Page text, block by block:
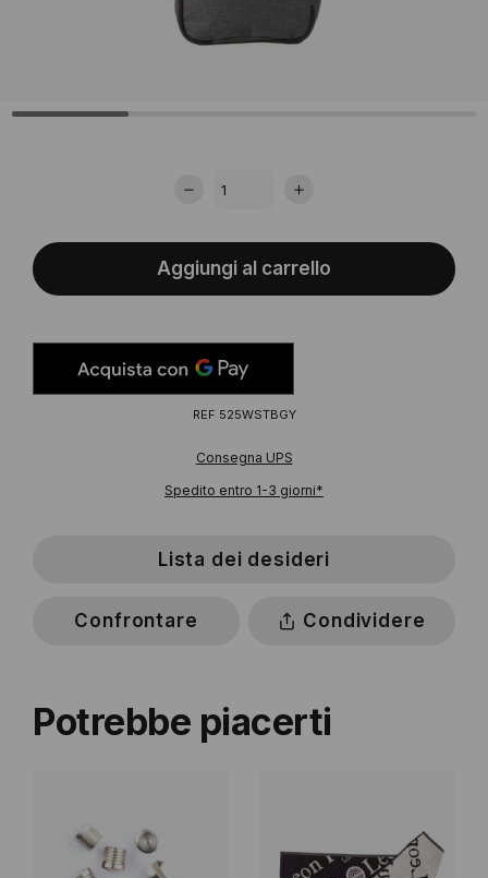
Aggiungi al carrello
REF 525WSTBGY
Consegna UPS
Spedito entro 1-3 giorni*
Lista dei desideri
Confrontare Condividere
Potrebbe piacerti